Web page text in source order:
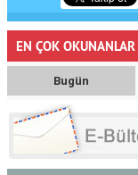
EN ÇOK OKUNANLAR
Bugün